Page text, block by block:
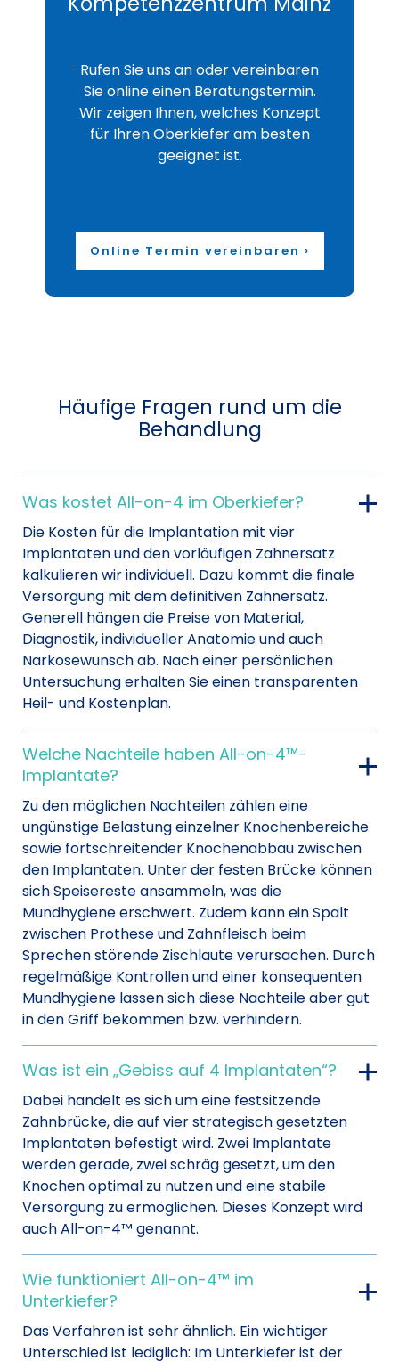
Rufen Sie uns an oder vereinbaren
Sie online einen Beratungstermin.
Wir zeigen Ihnen, welches Konzept
für Ihren Oberkiefer am besten
geeignet ist.
Online Termin vereinbaren ›
Häufige Fragen rund um die
Behandlung
Was kostet All-on-4 im Oberkiefer?
Die Kosten für die Implantation mit vier
Implantaten und den vorläufigen Zahnersatz
kalkulieren wir individuell. Dazu kommt die finale
Versorgung mit dem definitiven Zahnersatz.
Generell hängen die Preise von Material,
Diagnostik, individueller Anatomie und auch
Narkosewunsch ab. Nach einer persönlichen
Untersuchung erhalten Sie einen transparenten
Heil- und Kostenplan.
Welche Nachteile haben All-on-4™-
Implantate?
Zu den möglichen Nachteilen zählen eine
ungünstige Belastung einzelner Knochenbereiche
sowie fortschreitender Knochenabbau zwischen
den Implantaten. Unter der festen Brücke können
sich Speisereste ansammeln, was die
Mundhygiene erschwert. Zudem kann ein Spalt
zwischen Prothese und Zahnfleisch beim
Sprechen störende Zischlaute verursachen. Durch
regelmäßige Kontrollen und einer konsequenten
Mundhygiene lassen sich diese Nachteile aber gut
in den Griff bekommen bzw. verhindern.
Was ist ein „Gebiss auf 4 Implantaten“?
Dabei handelt es sich um eine festsitzende
Zahnbrücke, die auf vier strategisch gesetzten
Implantaten befestigt wird. Zwei Implantate
werden gerade, zwei schräg gesetzt, um den
Knochen optimal zu nutzen und eine stabile
Versorgung zu ermöglichen. Dieses Konzept wird
auch All-on-4™ genannt.
Wie funktioniert All-on-4™ im
Unterkiefer?
Das Verfahren ist sehr ähnlich. Ein wichtiger
Unterschied ist lediglich: Im Unterkiefer ist der